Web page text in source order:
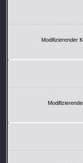
Modifizierender